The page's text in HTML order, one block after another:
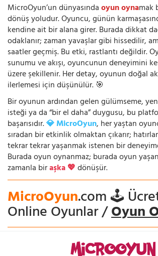
MicroOyun’un dünyasındaoyun oynamak
dönüş yoludur. Oyuncu, günün
kendine ait bir alana girer. Burada dikkat
odaklanır; zaman yavaşlar gibi hissedilir,
saatler geçmiş. Bu etki, rastlantı değildir.
sunumu ve akışı, oyuncunun deneyimini
üzere şekillenir. Her detay, oyunun doğal
ilerlemesi için düşünülür. 🎯
Bir oyunun ardından gelen gülümseme,
isteği ya da “bir el daha” duygusu, bu
başarısıdır.💎 MicroOyun, her yaştan
sıradan bir etkinlik olmaktan çıkarır;
tekrar tekrar yaşanmak istenen bir
Burada oyun oynanmaz; burada oyun
zamanla biraşka 💖dönüşür.
MicroOyun.com 🕹️
Online Oyunlar /Oyun